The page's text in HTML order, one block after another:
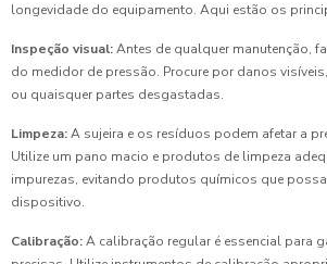
longevidade do equipamento. Aqui estão os
Inspeção visual:Antes de qualquer manutenção,
do medidor de pressão. Procure por danos
ou quaisquer partes desgastadas.
Limpeza:A sujeira e os resíduos podem afetar a
Utilize um pano macio e produtos de limpeza
impurezas, evitando produtos químicos que
dispositivo.
Calibração:A calibração regular é essencial para